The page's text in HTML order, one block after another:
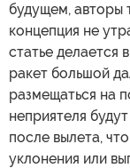
будущем, авторы
концепция не
статье делается
ракет большой
размещаться на
неприятеля
после вылета,
уклонения или